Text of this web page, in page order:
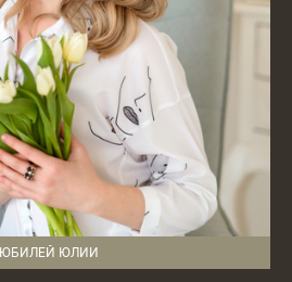
ЮБИЛЕЙ ЮЛИИ